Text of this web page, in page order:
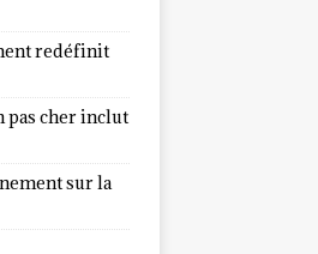
redéfinit
pas cher inclut
sur la